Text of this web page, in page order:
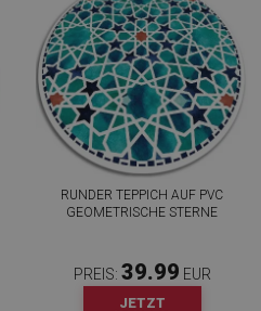
RUNDER TEPPICH AUF PVC
GEOMETRISCHE STERNE
PREIS: 39.99 EUR
JETZT